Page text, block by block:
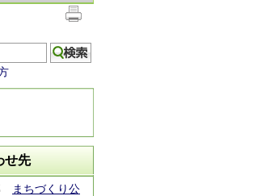
せ先
まちづくり公